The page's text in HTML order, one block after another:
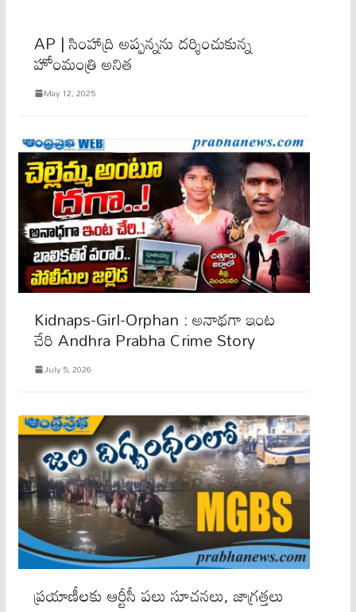
AP | సింహాద్రి అప్పన్నను దర్శించుకున్న
హోంమంత్రి అనిత
May 12, 2025
Kidnaps-Girl-Orphan : అనాథగా ఇంట
చేరి Andhra Prabha Crime Story
July 5, 2026
ప్రయాణీలకు ఆర్టీసీ పలు సూచనలు, జాగ్రత్తలు